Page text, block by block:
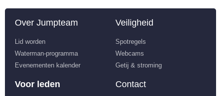
Over Jumpteam
Lid worden
Waterman-programma
Evenementen kalender
Veiligheid
Spotregels
Webcams
Getij & stroming
Voor leden Contact